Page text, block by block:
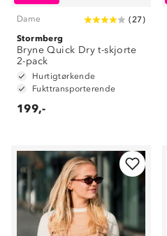
Dame (27)
Stormberg
Bryne Quick Dry t-skjorte
2-pack
Hurtigtørkende
Fukttransporterende
199,-